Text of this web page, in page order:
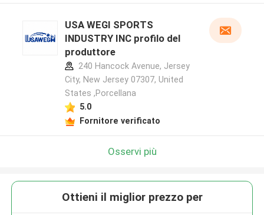
USA WEGI SPORTS
INDUSTRY INC profilo del
produttore
240 Hancock Avenue, Jersey
City, New Jersey 07307, United
States ,Porcellana
5.0
Fornitore verificato
Osservi più
Ottieni il miglior prezzo per